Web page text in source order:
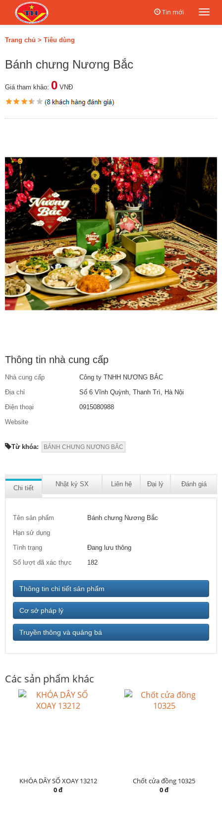
Tin mới
Trang chủ > Tiêu dùng
Bánh chưng Nương Bắc
Giá tham khảo: 0 VNĐ
Thông tin nhà cung cấp
Nhà cung cấp
Công ty TNHH NƯƠNG BẮC
Địa chỉ
Số 6 Vĩnh Quỳnh, Thanh Trì, Hà Nội
Điện thoại
0915080988
Website
Từ khóa: BÁNH CHƯNG NƯƠNG BẮC
Chi tiết
Nhật ký SX Liên hệ Đại lý Đánh giá
Tên sản phẩm
Bánh chưng Nương Bắc
Hạn sử dụng
Tình trạng
Đang lưu thông
Số lượt đã xác thực
182
Thông tin chi tiết sản phẩm
Cơ sở pháp lý
Truyền thông và quảng bá
Các sản phẩm khác
KHÓA DÂY SỐ XOAY 13212
0 đ
Chốt cửa đồng 10325
0 đ